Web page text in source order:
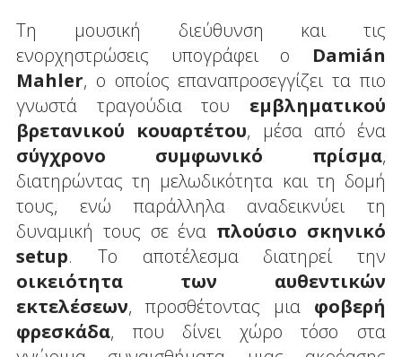
Τη μουσική διεύθυνση και τις
ενορχηστρώσεις υπογράφει ο Damián
Mahler, ο οποίος επαναπροσεγγίζει τα πιο
γνωστά τραγούδια του εμβληματικού
βρετανικού κουαρτέτου, μέσα από ένα
σύγχρονο συμφωνικό πρίσμα,
διατηρώντας τη μελωδικότητα και τη δομή
τους, ενώ παράλληλα αναδεικνύει τη
δυναμική τους σε ένα πλούσιο σκηνικό
setup. Το αποτέλεσμα διατηρεί την
οικειότητα των αυθεντικών
εκτελέσεων, προσθέτοντας μια φοβερή
φρεσκάδα, που δίνει χώρο τόσο στα